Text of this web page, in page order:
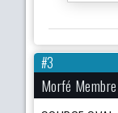
#3
Morfé